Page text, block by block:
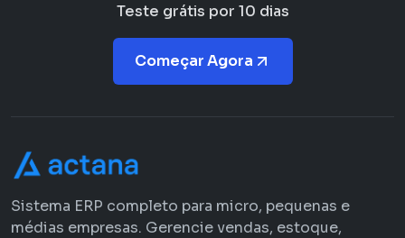
Teste grátis por 10 dias
Começar Agora
Sistema ERP completo para micro, pequenas e
médias empresas. Gerencie vendas, estoque,